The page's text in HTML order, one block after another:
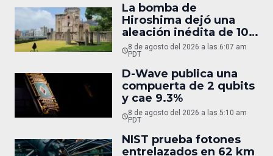
La bomba de
Hiroshima dejó una
aleación inédita de 10
micras
8 de agosto del 2026 a las 6:07 am
PDT
D-Wave publica una
compuerta de 2 qubits
y cae 9.3%
8 de agosto del 2026 a las 5:10 am
PDT
NIST prueba fotones
entrelazados en 62 km